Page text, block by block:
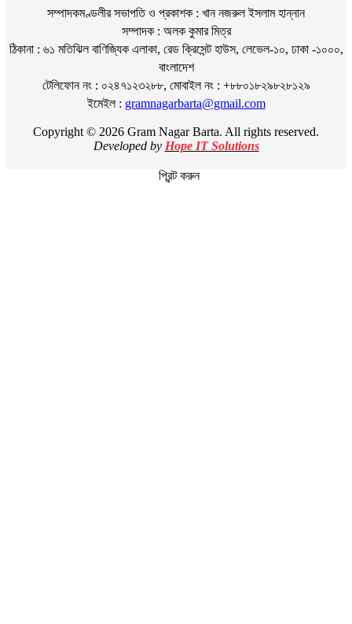
সম্পাদকমণ্ডলীর সভাপতি ও প্রকাশক : খান নজরুল ইসলাম হান্নান
সম্পাদক : অলক কুমার মিত্র
ঠিকানা : ৬১ মতিঝিল বাণিজ্যিক এলাকা, রেড ক্রিসেন্ট হাউস, লেভেল-১০, ঢাকা -১০০০,
বাংলাদেশ
টেলিফোন নং : ০২৪৭১২৩২৮৮, মোবাইল নং : +৮৮০১৮২৯৮২৮১২৯
ইমেইল : gramnagarbarta@gmail.com
Copyright © 2026 Gram Nagar Barta. All rights reserved.
Developed by Hope IT Solutions
প্রিন্ট করুন